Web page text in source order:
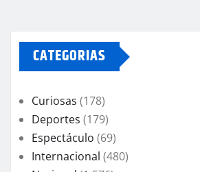
CATEGORIAS
Curiosas (178)
Deportes (179)
Espectáculo (69)
Internacional (480)